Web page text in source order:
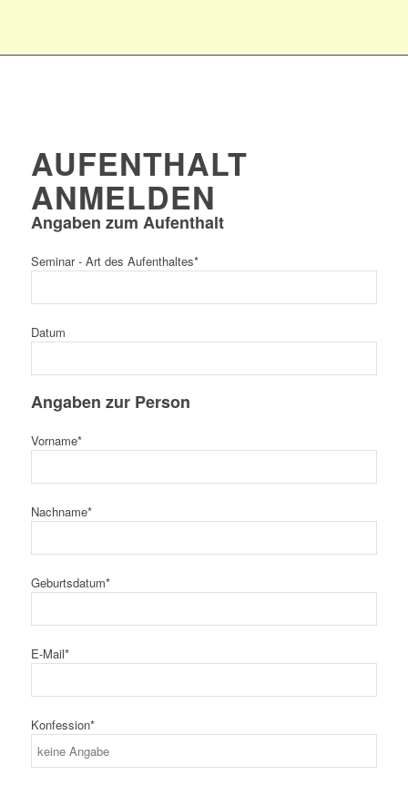
AUFENTHALT
ANMELDEN
Angaben zum Aufenthalt
Seminar - Art des Aufenthaltes*
Datum
Angaben zur Person
Vorname*
Nachname*
Geburtsdatum*
E-Mail*
Konfession*